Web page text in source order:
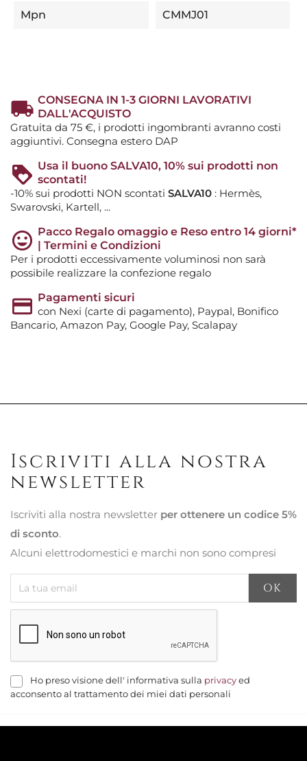
Mpn CMMJ01
CONSEGNA IN 1-3 GIORNI LAVORATIVI
DALL'ACQUISTO
Gratuita da 75 €, i prodotti ingombranti avranno costi
aggiuntivi. Consegna estero DAP
Usa il buono SALVA10, 10% sui prodotti non
scontati!
-10% sui prodotti NON scontati SALVA10 : Hermès,
Swarovski, Kartell, ...
Pacco Regalo omaggio e Reso entro 14 giorni*
| Termini e Condizioni
Per i prodotti eccessivamente voluminosi non sarà
possibile realizzare la confezione regalo
Pagamenti sicuri
con Nexi (carte di pagamento), Paypal, Bonifico
Bancario, Amazon Pay, Google Pay, Scalapay
Iscriviti alla nostra
newsletter
Iscriviti alla nostra newsletter per ottenere un codice 5%
di sconto.
Alcuni elettrodomestici e marchi non sono compresi
Ho preso visione dell' informativa sulla privacy ed
acconsento al trattamento dei miei dati personali